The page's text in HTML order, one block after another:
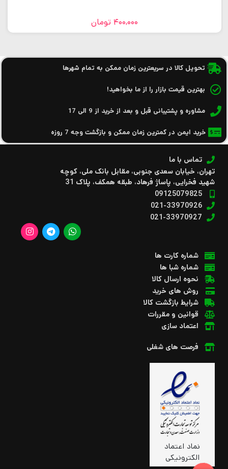
400,000 تومان
تحویل کالا در سریعترین زمان ممکن به تمام شهرها
بهترین قیمت بازار را از ما بخواهید!
مشاوره و پشتیبانی قبل و بعد از خرید از 9 الی 17
خرید ایمن در کمترین زمان ممکن و بازگشت وجه 7 روزه
تماس با ما
تهران، خیابان سعدی جنوبی، مقابل بانک ملی، کوچه
شهید فخرایی، پاساژ فرهاد، طبقه همکف، پلاک 31
09125079825
021-33970926
021-33970927
شماره کارت ها
شماره شبا ها
نحوه ارسال کالا
روش های خرید
شرایط بازگشت کالا
قوانین و مقررات
اعتماد سازی
فرصت های شغلی
نماد اعتماد
الکترونیکی